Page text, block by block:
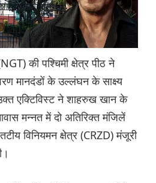
की पश्चिमी क्षेत्र पीठ ने
मानदंडों के उल्लंघन के साक्ष्य
एक्टिविस्ट ने शाहरुख खान के
मन्नत में दो अतिरिक्त मंजिलें
विनियमन क्षेत्र (CRZD) मंजूरी